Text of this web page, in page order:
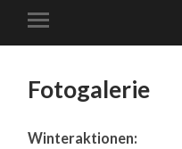
Fotogalerie
Winteraktionen: